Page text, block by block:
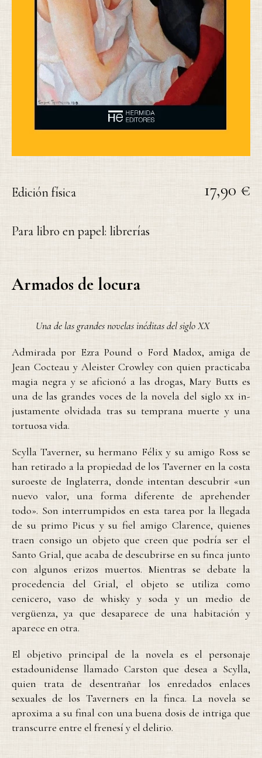
Edición física 17,90 €
Para libro en papel: librerías
Armados de locura
Una de las grandes novelas inéditas del siglo XX
Admirada por Ezra Pound o Ford Madox, amiga de
Jean Cocteau y Aleister Crowley con quien practicaba
magia negra y se aficionó a las drogas, Mary Butts es
una de las grandes voces de la novela del siglo xx in­
justamente olvidada tras su temprana muerte y una
tortuosa vida.
Scylla Taverner, su hermano Félix y su amigo Ross se
han retirado a la propiedad de los Taverner en la costa
suroeste de Inglaterra, donde intentan descubrir «un
nuevo valor, una forma diferente de aprehender
todo». Son interrumpidos en esta tarea por la llegada
de su primo Picus y su fiel amigo Clarence, quienes
traen consigo un objeto que creen que podría ser el
Santo Grial, que acaba de descubrirse en su finca junto
con algunos erizos muertos. Mientras se debate la
procedencia del Grial, el objeto se utiliza como
cenicero, vaso de whisky y soda y un medio de
vergüenza, ya que desaparece de una habitación y
aparece en otra.
El objetivo principal de la novela es el personaje
estadounidense llamado Carston que desea a Scylla,
quien trata de desentrañar los enredados enlaces
sexuales de los Taverners en la finca. La novela se
aproxima a su final con una buena dosis de intriga que
transcurre entre el frenesí y el delirio.